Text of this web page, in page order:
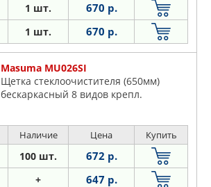
1 шт. 670 р.
1 шт. 670 р.
Masuma MU026SI
Щетка стеклоочистителя (650мм)
бескаркасный 8 видов крепл.
Наличие Цена Купить
100 шт. 672 р.
+ 647 р.